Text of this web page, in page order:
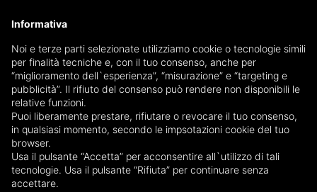
Receive a copy of the newspaper by mail
Choose newspaper
No results for
Informativa
Noi e terze parti selezionate utilizziamo cookie o tecnologie simili
per finalità tecniche e, con il tuo consenso, anche per
“miglioramento dell`esperienza”, “misurazione” e “targeting e
pubblicità”. Il rifiuto del consenso può rendere non disponibili le
relative funzioni.
Puoi liberamente prestare, rifiutare o revocare il tuo consenso,
in qualsiasi momento, secondo le impsotazioni cookie del tuo
browser.
Usa il pulsante “Accetta” per acconsentire all`utilizzo di tali
tecnologie. Usa il pulsante “Rifiuta” per continuare senza
accettare.